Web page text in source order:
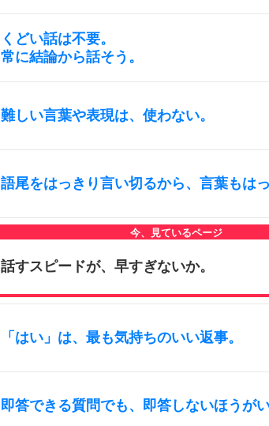
くどい話は不要。
常に結論から話そう。
難しい言葉や表現は、使わない。
語尾をはっきり言い切るから、言葉もは
話すスピードが、早すぎないか。
「はい」は、最も気持ちのいい返事。
即答できる質問でも、即答しないほうがい